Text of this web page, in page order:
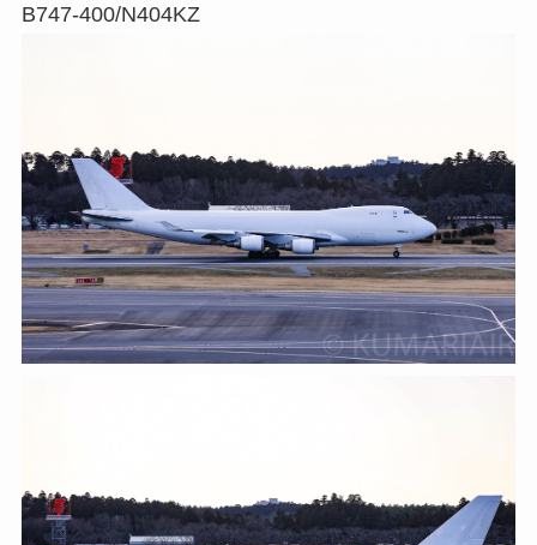
B747-400/N404KZ